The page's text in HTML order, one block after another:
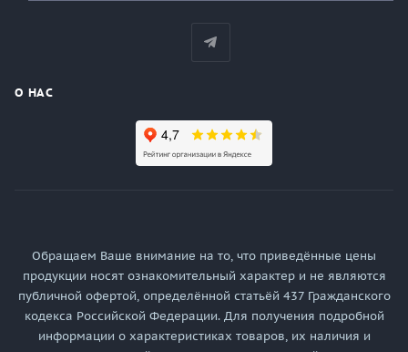
О НАС
Обращаем Ваше внимание на то, что приведённые цены
продукции носят ознакомительный характер и не являются
публичной офертой, определённой статьёй 437 Гражданского
кодекса Российской Федерации. Для получения подробной
информации о характеристиках товаров, их наличия и